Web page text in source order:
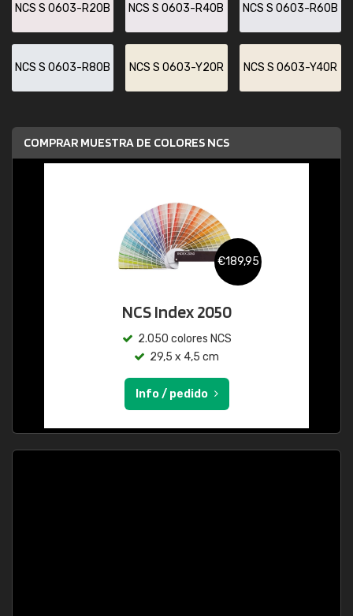
NCS S 0603-R20B NCS S 0603-R40B NCS S 0603-R60B
NCS S 0603-R80B NCS S 0603-Y20R NCS S 0603-Y40R
COMPRAR MUESTRA DE COLORES NCS
€189,95
NCS Index 2050
2.050 colores NCS
29,5 x 4,5 cm
Info / pedido